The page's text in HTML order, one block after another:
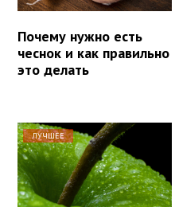
Почему нужно есть
чеснок и как правильно
это делать
ЛУЧШЕЕ